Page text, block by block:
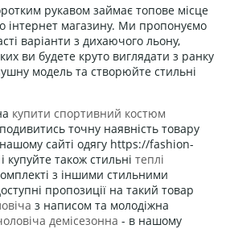
рукавом займає топове місце
інтернет магазину. Ми пропонуємо
варіанти з дихаючого льону,
ви будете круто виглядати з ранку
модель та створюйте стильні
купити спортивний костюм
точну наявність товару
нашому сайті одягу https://fashion-
також стильні теплі
з іншими стильними
пропозиції на такий товар
з написом та молодіжна
демісезонна - в нашому